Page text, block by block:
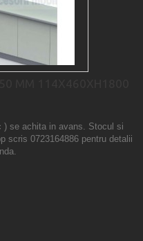
) se achita in avans. Stocul si
scris 0723164886 pentru detalii